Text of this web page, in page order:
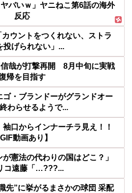
バいｗ」ヤニねこ第6話の海外
反応
ウントをつくれない、ストラ
投げられない」...
哉が打撃再開 8月中旬に実戦
帰を目指す
ゴ・ブランドーがグランドオー
わらせるようで...
口からインナーチラ見え！！
GIF動画あり】
憲法の代わりの国はどこ？」
コ遠藤「…???...
先”に挙がるまさかの球団 采配